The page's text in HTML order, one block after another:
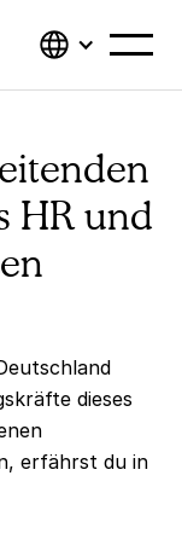
HR und
dieses
erfährst du in